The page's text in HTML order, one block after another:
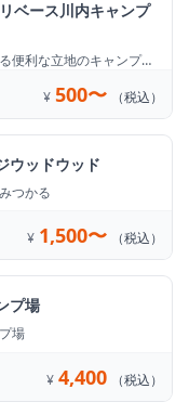
ベース川内キャンプ
便利な立地のキャンプ
¥ 500〜 （税込）
ウッドウッド
つかる
¥ 1,500〜 （税込）
プ場
場
¥ 4,400 （税込）